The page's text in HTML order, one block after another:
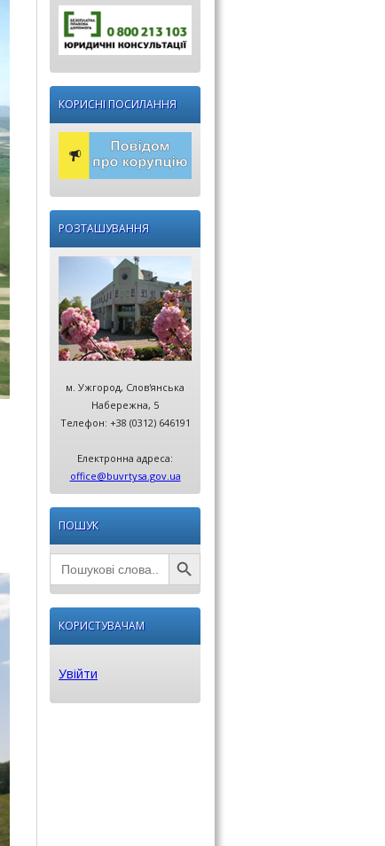
КОРИСНІ ПОСИЛАННЯ
РОЗТАШУВАННЯ
м. Ужгород, Слов'янська
Набережна, 5
Телефон: +38 (0312) 646191
Електронна адреса:
office@buvrtysa.gov.ua
ПОШУК
Search
for:
Search Button
КОРИСТУВАЧАМ
Увійти